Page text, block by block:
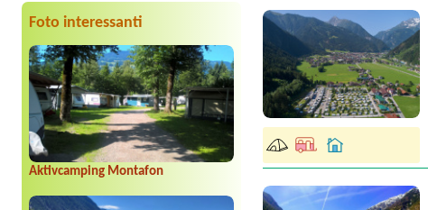
Foto interessanti
Aktivcamping Montafon